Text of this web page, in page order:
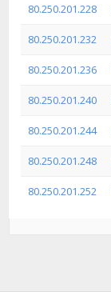
80.250.201.228
80.250.201.232
80.250.201.236
80.250.201.240
80.250.201.244
80.250.201.248
80.250.201.252